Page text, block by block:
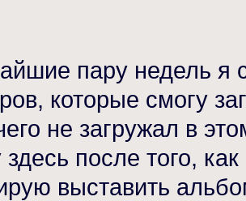
пару недель я
которые смогу
не загружал в
после того,
выставить